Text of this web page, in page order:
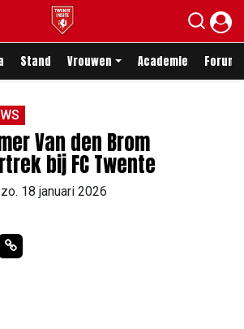
Stand Vrouwen Academie Forum
Van den Brom
bij FC Twente
zo. 18 januari 2026
Whatsapp
via Mail
Delen via link